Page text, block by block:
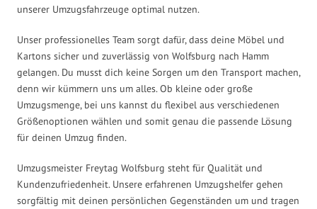
unserer Umzugsfahrzeuge optimal nutzen.
Unser professionelles Team sorgt dafür, dass deine Möbel und
Kartons sicher und zuverlässig von Wolfsburg nach Hamm
gelangen. Du musst dich keine Sorgen um den Transport machen,
denn wir kümmern uns um alles. Ob kleine oder große
Umzugsmenge, bei uns kannst du flexibel aus verschiedenen
Größenoptionen wählen und somit genau die passende Lösung
für deinen Umzug finden.
Umzugsmeister Freytag Wolfsburg steht für Qualität und
Kundenzufriedenheit. Unsere erfahrenen Umzugshelfer gehen
sorgfältig mit deinen persönlichen Gegenständen um und tragen